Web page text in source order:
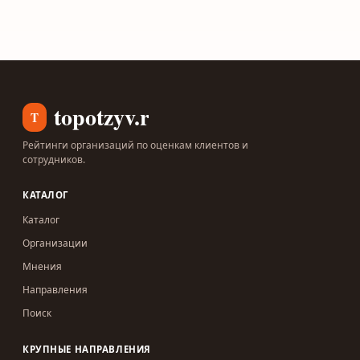
T topotzyv.ru
Рейтинги организаций по оценкам клиентов и
сотрудников.
КАТАЛОГ
Каталог
Организации
Мнения
Направления
Поиск
КРУПНЫЕ НАПРАВЛЕНИЯ